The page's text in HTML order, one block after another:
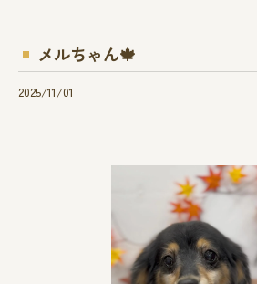
メルちゃん🍁
2025/11/01